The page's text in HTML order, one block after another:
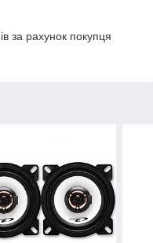
за рахунок покупця